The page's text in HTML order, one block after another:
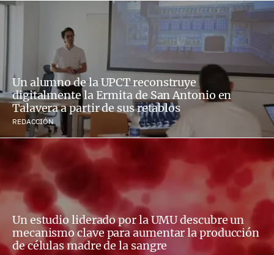
Un alumno de la UPCT reconstruye
digitalmente la Ermita de San Antonio en
Talavera a partir de sus retablos
REDACCIÓN
Un estudio liderado por la UMU descubre un
mecanismo clave para aumentar la producción
de células madre de la sangre